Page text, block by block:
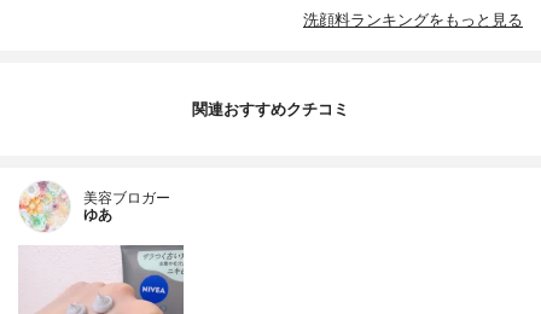
洗顔料ランキングをもっと見る
関連おすすめクチコミ
美容ブロガー
ゆあ